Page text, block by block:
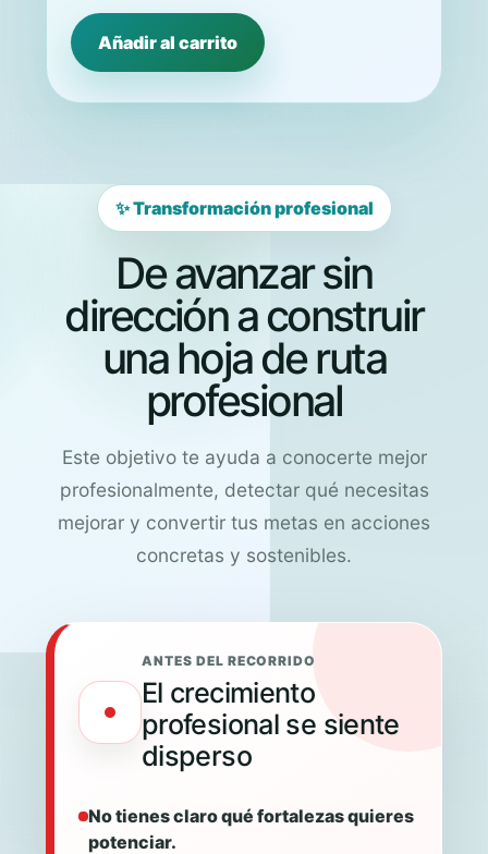
Añadir al carrito
✨ Transformación profesional
De avanzar sin
dirección a construir
una hoja de ruta
profesional
Este objetivo te ayuda a conocerte mejor
profesionalmente, detectar qué necesitas
mejorar y convertir tus metas en acciones
concretas y sostenibles.
ANTES DEL RECORRIDO
El crecimiento
profesional se siente
disperso
No tienes claro qué fortalezas quieres
potenciar.